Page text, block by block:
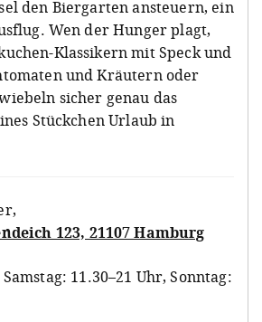
den Biergarten ansteuern, ein
Wen der Hunger plagt,
Klassikern mit Speck und
und Kräutern oder
sicher genau das
Stückchen Urlaub in
,
123, 21107 Hamburg
11.30–21 Uhr, Sonntag: